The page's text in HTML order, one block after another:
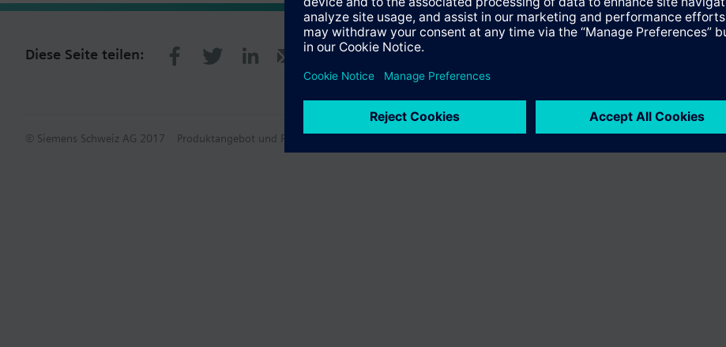
Diese Seite teilen:
© Siemens Schweiz AG 2017 Produktangebot und Preise können pro Land variieren. Cookie Hinweis Datenschutz Nutzungsbedingungen